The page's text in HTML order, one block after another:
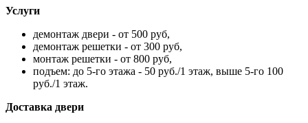
Услуги
демонтаж двери - от 500 руб,
демонтаж решетки - от 300 руб,
монтаж решетки - от 800 руб,
подъем: до 5-го этажа - 50 руб./1 этаж, выше 5-го 100
руб./1 этаж.
Доставка двери